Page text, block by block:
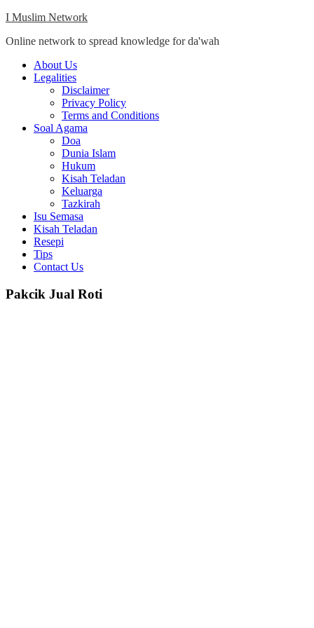
Skip
content
I Muslim Network
Online network to spread knowledge for da'wah
Close
Menu
About Us
Legalities
Disclaimer
Privacy Policy
Terms and Conditions
Soal Agama
Doa
Dunia Islam
Hukum
Kisah Teladan
Keluarga
Tazkirah
Isu Semasa
Kisah Teladan
Resepi
Tips
Contact Us
Pakcik Jual Roti